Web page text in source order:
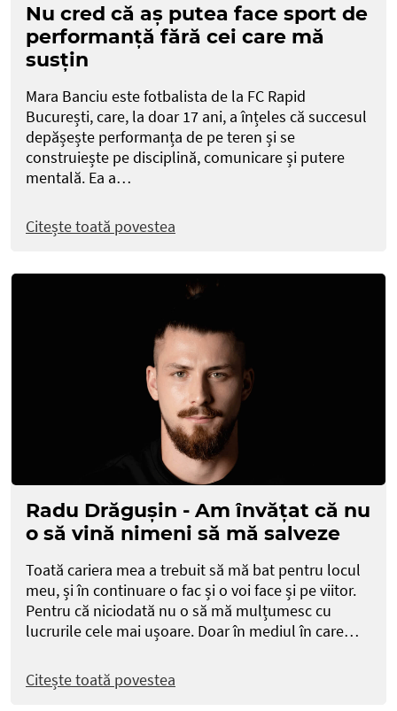
Nu cred că aș putea face sport de
performanță fără cei care mă
susțin
Mara Banciu este fotbalista de la FC Rapid
București, care, la doar 17 ani, a înțeles că succesul
depășește performanța de pe teren și se
construiește pe disciplină, comunicare și putere
mentală. Ea a…
Citește toată povestea
Radu Drăgușin - Am învățat că nu
o să vină nimeni să mă salveze
Toată cariera mea a trebuit să mă bat pentru locul
meu, și în continuare o fac și o voi face și pe viitor.
Pentru că niciodată nu o să mă mulțumesc cu
lucrurile cele mai ușoare. Doar în mediul în care…
Citește toată povestea